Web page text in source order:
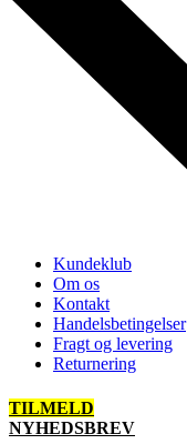
Kundeklub
Om os
Kontakt
Handelsbetingelser
Fragt og levering
Returnering
TILMELD
NYHEDSBREV